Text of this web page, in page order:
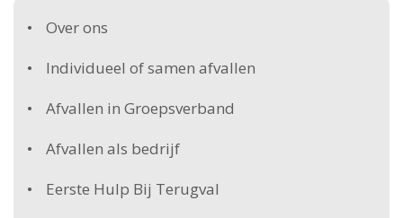
Over ons
Individueel of samen afvallen
Afvallen in Groepsverband
Afvallen als bedrijf
Eerste Hulp Bij Terugval